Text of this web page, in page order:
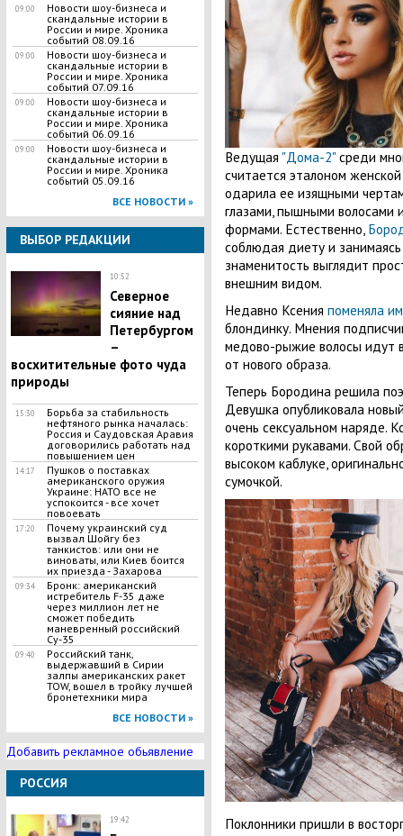
09:00
Новости шоу-бизнеса и
скандальные истории в
России и мире. Хроника
событий 08.09.16
09:00
Новости шоу-бизнеса и
скандальные истории в
России и мире. Хроника
событий 07.09.16
09:00
Новости шоу-бизнеса и
скандальные истории в
России и мире. Хроника
событий 06.09.16
09:00
Новости шоу-бизнеса и
скандальные истории в
России и мире. Хроника
событий 05.09.16
ВСЕ НОВОСТИ »
ВЫБОР РЕДАКЦИИ
10:52
Северное
сияние над
Петербургом
–
восхитительные фото чуда
природы
15:30
Борьба за стабильность
нефтяного рынка началась:
Россия и Саудовская Аравия
договорились работать над
повышением цен
14:17
Пушков о поставках
американского оружия
Украине: НАТО все не
успокоится - все хочет
повоевать
17:20
Почему украинский суд
вызвал Шойгу без
танкистов: или они не
виноваты, или Киев боится
их приезда - Захарова
09:34
Бронк: американский
истребитель F-35 даже
через миллион лет не
сможет победить
маневренный российский
Су-35
09:40
Российский танк,
выдержавший в Сирии
залпы американских ракет
TOW, вошел в тройку лучшей
бронетехники мира
ВСЕ НОВОСТИ »
Добавить рекламное обьявление
РОССИЯ
19:42
Ведущая "Дома-2"среди
считается эталоном
одарила ее изящными
глазами, пышными волосами
формами. Естественно,
соблюдая диету и
знаменитость выглядит
внешним видом.
Недавно Ксения поменяла
блондинку. Мнения
медово-рыжие волосы идут
от нового образа.
Теперь Бородина решила
Девушка опубликовала
очень сексуальном наряде.
короткими рукавами. Свой
высоком каблуке,
сумочкой.
Поклонники пришли в